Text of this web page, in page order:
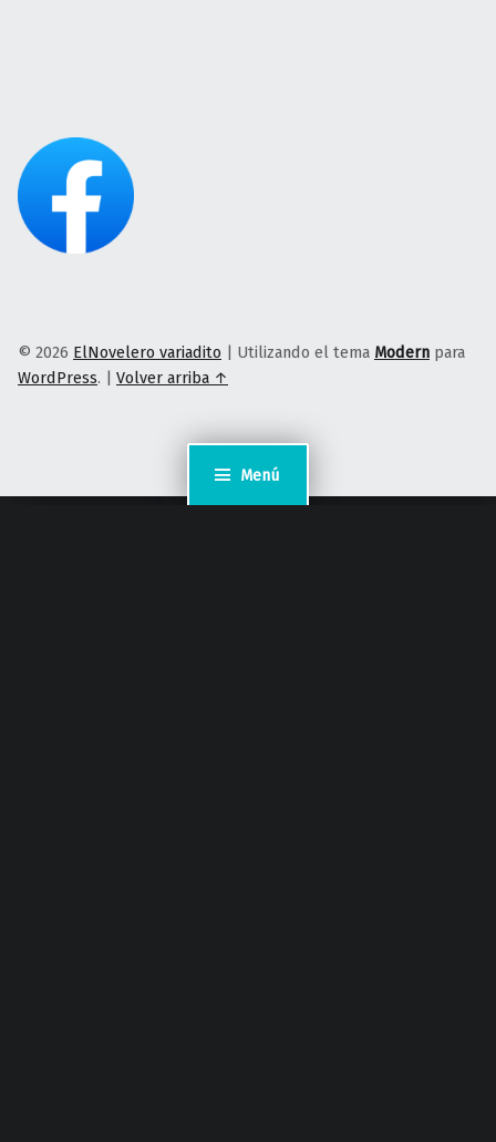
Menú
© 2026 ElNovelero variadito | Utilizando el tema Modern para
WordPress. | Volver arriba ↑